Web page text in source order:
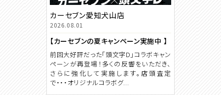
カーセブン愛知犬山店
2026.08.01
【カーセブンの夏キャンペーン実施中 】
前回大好評だった「頭文字D」コラボキャン
ペーンが再登場！多くの反響をいただき、
さらに強化して実施します。店頭査定
で・・・オリジナルコラボグ...